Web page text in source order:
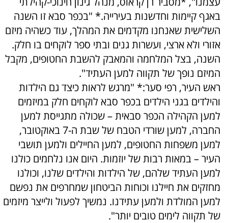
באגף קיימות וחדשנות בעירייה.* "בכפר סבא זו השנה
השלישית שאנחנו מקדמים את המהלך, עוד כשהיה מיזם
אזורי ולא ארצי, ועשרות גנים ובתי ספר לוקחים בו חלק.
השנה, בצל המלחמה והמאבק להשבת החטופים, מקבל
המיזם נופך של תקווה למען העתיד".
ראש העיר, רפי סער:* "מרגש לראות כיצד גם הילדות
והילדים בגני הילדים בכפר סבא לוקחים חלק במיזמים
למען הקהילה הכפר סבאית – שכולה מתגייסת למען
החברה, למען שורדי הטבח של שבת ה-7 באוקטובר,
למען משפחות החטופים, למען החיילים ולמען תושבי
העיר – במאות רבות של יוזמות. היום אנו נלחמים כולנו
למען העתיד שלהם, של הילדות והילדים שלנו, וכולנו
מחזקים את חיילנו וכוחות הביטחון שמחרפים את נפשם
למען המולדת ולמען עתידנו. נמשיך לפעול ולייצר מיזמים
של תקווה לימים טובים יותר".